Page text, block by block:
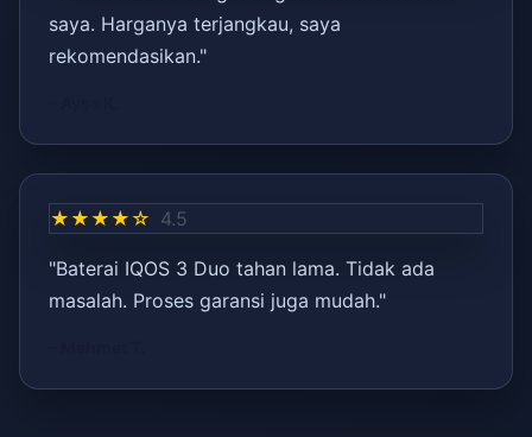
saya. Harganya terjangkau, saya
rekomendasikan."
★★★★☆ 4.5
"Baterai IQOS 3 Duo tahan lama. Tidak ada
masalah. Proses garansi juga mudah."